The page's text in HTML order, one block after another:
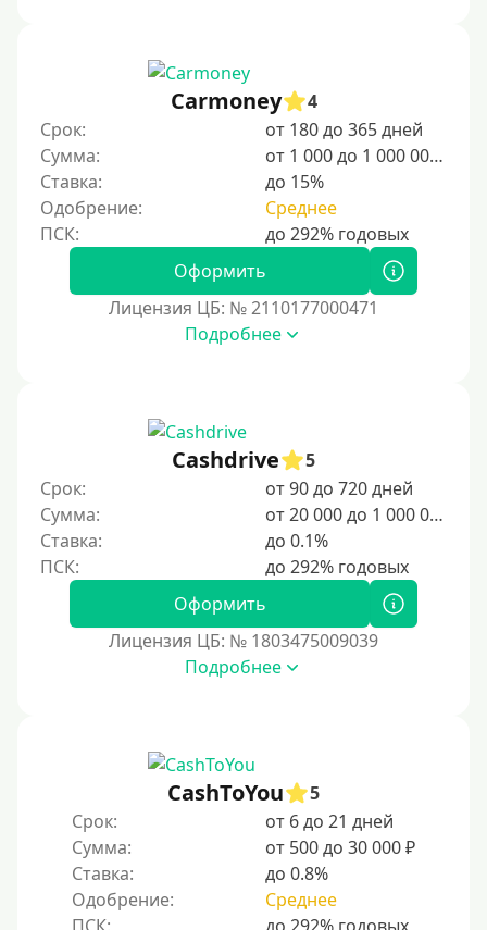
300 руб
400 руб
500 руб
1000 руб
6000 руб
7000 руб
8000 руб
10000 руб
30000 руб на год
35000 руб
40000 руб
Carmoney
4
Срок:
от 180 до 365 дней
Сумма:
от 1 000 до 1 000 000 ₽
Ставка:
до 15%
Одобрение:
Среднее
Оформить
Лицензия ЦБ: № 2110177000471
Подробнее
Cashdrive
5
Срок:
от 90 до 720 дней
Сумма:
от 20 000 до 1 000 000 ₽
Ставка:
до 0.1%
Оформить
Лицензия ЦБ: № 1803475009039
Подробнее
CashToYou
5
Срок:
от 6 до 21 дней
Сумма:
от 500 до 30 000 ₽
Ставка:
до 0.8%
Одобрение:
Среднее